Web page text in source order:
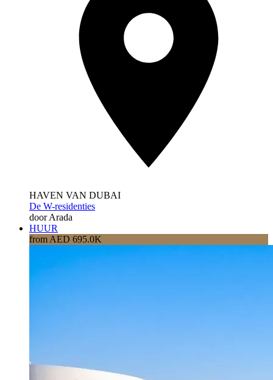
HAVEN VAN DUBAI
De W-residenties
door Arada
HUUR
from AED 695.0K